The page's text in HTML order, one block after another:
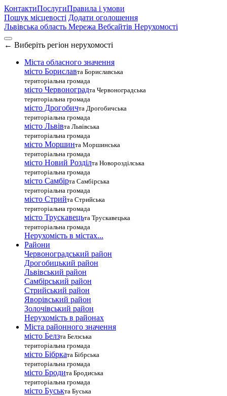
КонтактиПослугиПравила і умови
Пошук місцевості Додати оголошення
Львівська область Мережа Вебсайтів Нерухомості
← Виберіть регіон нерухомості
Міста обласного значення
місто Бориславта Бориславська
територіальна громада
місто Червоноградта Червоноградська
територіальна громада
місто Дрогобичта Дрогобичська
територіальна громада
місто Львівта Львівська
територіальна громада
місто Моршинта Моршинська
територіальна громада
місто Новий Розділта Новорозділська
територіальна громада
місто Самбірта Самбірська
територіальна громада
місто Стрийта Стрийська
територіальна громада
місто Трускавецьта Трускавецька
територіальна громада
Нерухомість в містах...
Райони
Червоноградський район
Дрогобицький район
Львівський район
Самбірський район
Стрийський район
Яворівський район
Золочівський район
Нерухомість в районах
Міста районного значення
місто Белзта Белзська
територіальна громада
місто Бібрката Бібрська
територіальна громада
місто Бродита Бродиська
територіальна громада
місто Буськта Буська